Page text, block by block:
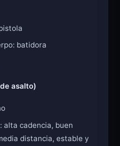
batidora
asalto)
alta cadencia, buen
distancia, estable y